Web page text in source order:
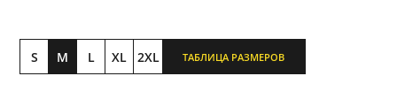
S M L XL 2XL ТАБЛИЦА РАЗМЕРОВ